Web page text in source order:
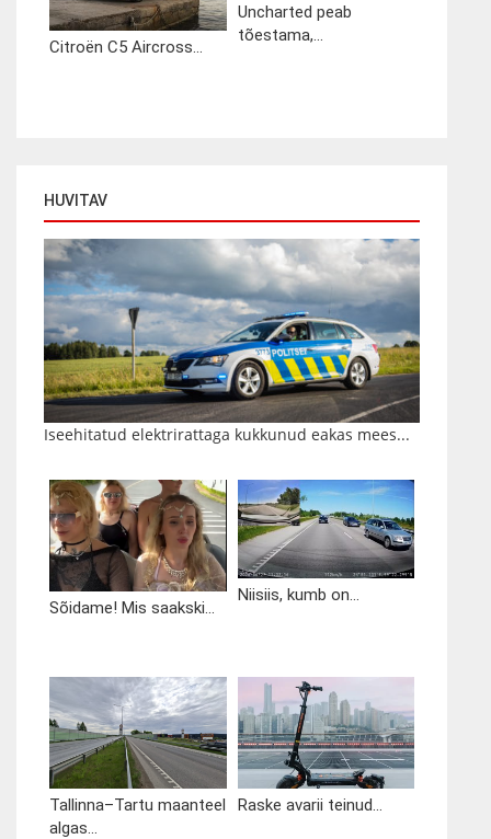
Citroën C5 Aircross...
Uncharted peab
tõestama,...
HUVITAV
Iseehitatud elektrirattaga kukkunud eakas mees...
Sõidame! Mis saakski...
Niisiis, kumb on...
Tallinna–Tartu maanteel
algas...
Raske avarii teinud...